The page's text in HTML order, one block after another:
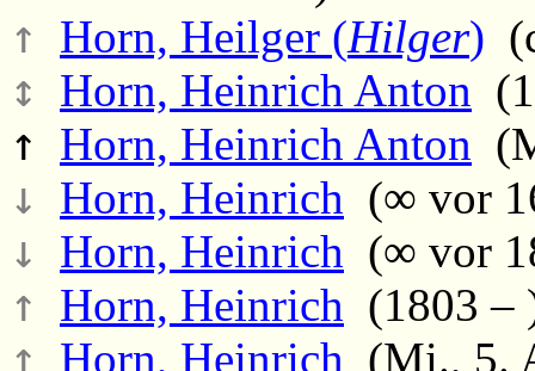
↑ Horn, Heilger (Hilger)
↕ Horn, Heinrich Anton
↑ Horn, Heinrich Anton
↓ Horn, Heinrich (∞ vor
↓ Horn, Heinrich (∞ vor
↑ Horn, Heinrich (1803 –
↑ Horn, Heinrich (Mi., 5.